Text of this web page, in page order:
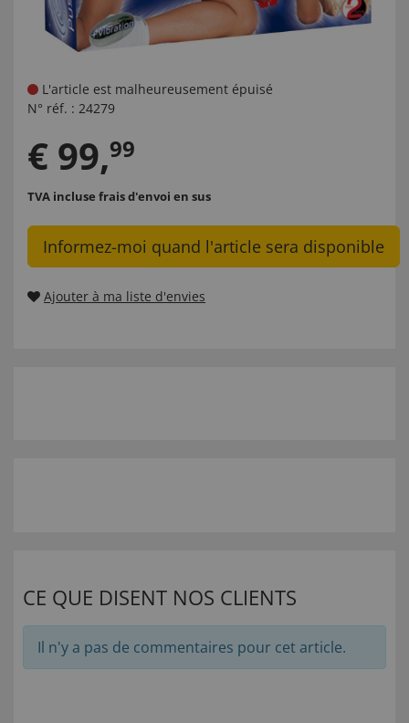
L'article est malheureusement épuisé
N° réf. : 24279
€ 99,99
TVA incluse frais d'envoi en sus
Informez-moi quand l'article sera disponible
Ajouter à ma liste d'envies
CE QUE DISENT NOS CLIENTS
Il n'y a pas de commentaires pour cet article.